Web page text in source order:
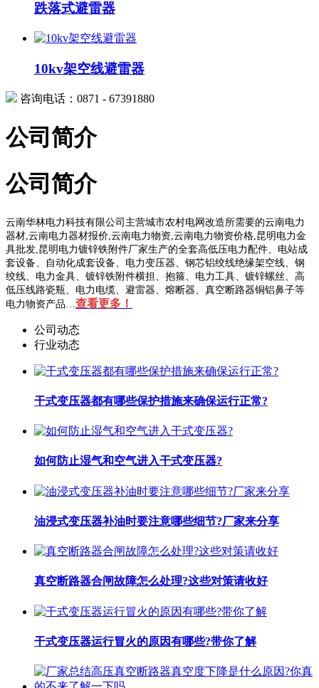
跌落式避雷器
10kv架空线避雷器
咨询电话：0871 - 67391880
公司简介
公司简介
云南华林电力科技有限公司主营城市农村电网改造所需要的云南电力
器材,云南电力器材报价,云南电力物资,云南电力物资价格,昆明电力金
具批发,昆明电力镀锌铁附件厂家生产的全套高低压电力配件、电站成
套设备、自动化成套设备、电力变压器、钢芯铝绞线绝缘架空线、钢
绞线、电力金具、镀锌铁附件横担、抱箍、电力工具、镀锌螺丝、高
低压线路瓷瓶、电力电缆、避雷器、熔断器、真空断路器铜铝鼻子等
电力物资产品… 查看更多！
公司动态
行业动态
干式变压器都有哪些保护措施来确保运行正常?
如何防止湿气和空气进入干式变压器?
油浸式变压器补油时要注意哪些细节?厂家来分享
真空断路器合闸故障怎么处理?这些对策请收好
干式变压器运行冒火的原因有哪些?带你了解